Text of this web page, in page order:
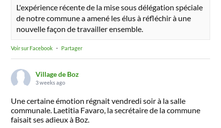
L'expérience récente de la mise sous délégation spéciale
de notre commune a amené les élus à réfléchir à une
nouvelle façon de travailler ensemble.
Voir sur Facebook · Partager
Village de Boz
3 weeks ago
Une certaine émotion régnait vendredi soir à la salle
communale. Laetitia Favaro, la secrétaire de la commune
faisait ses adieux à Boz.